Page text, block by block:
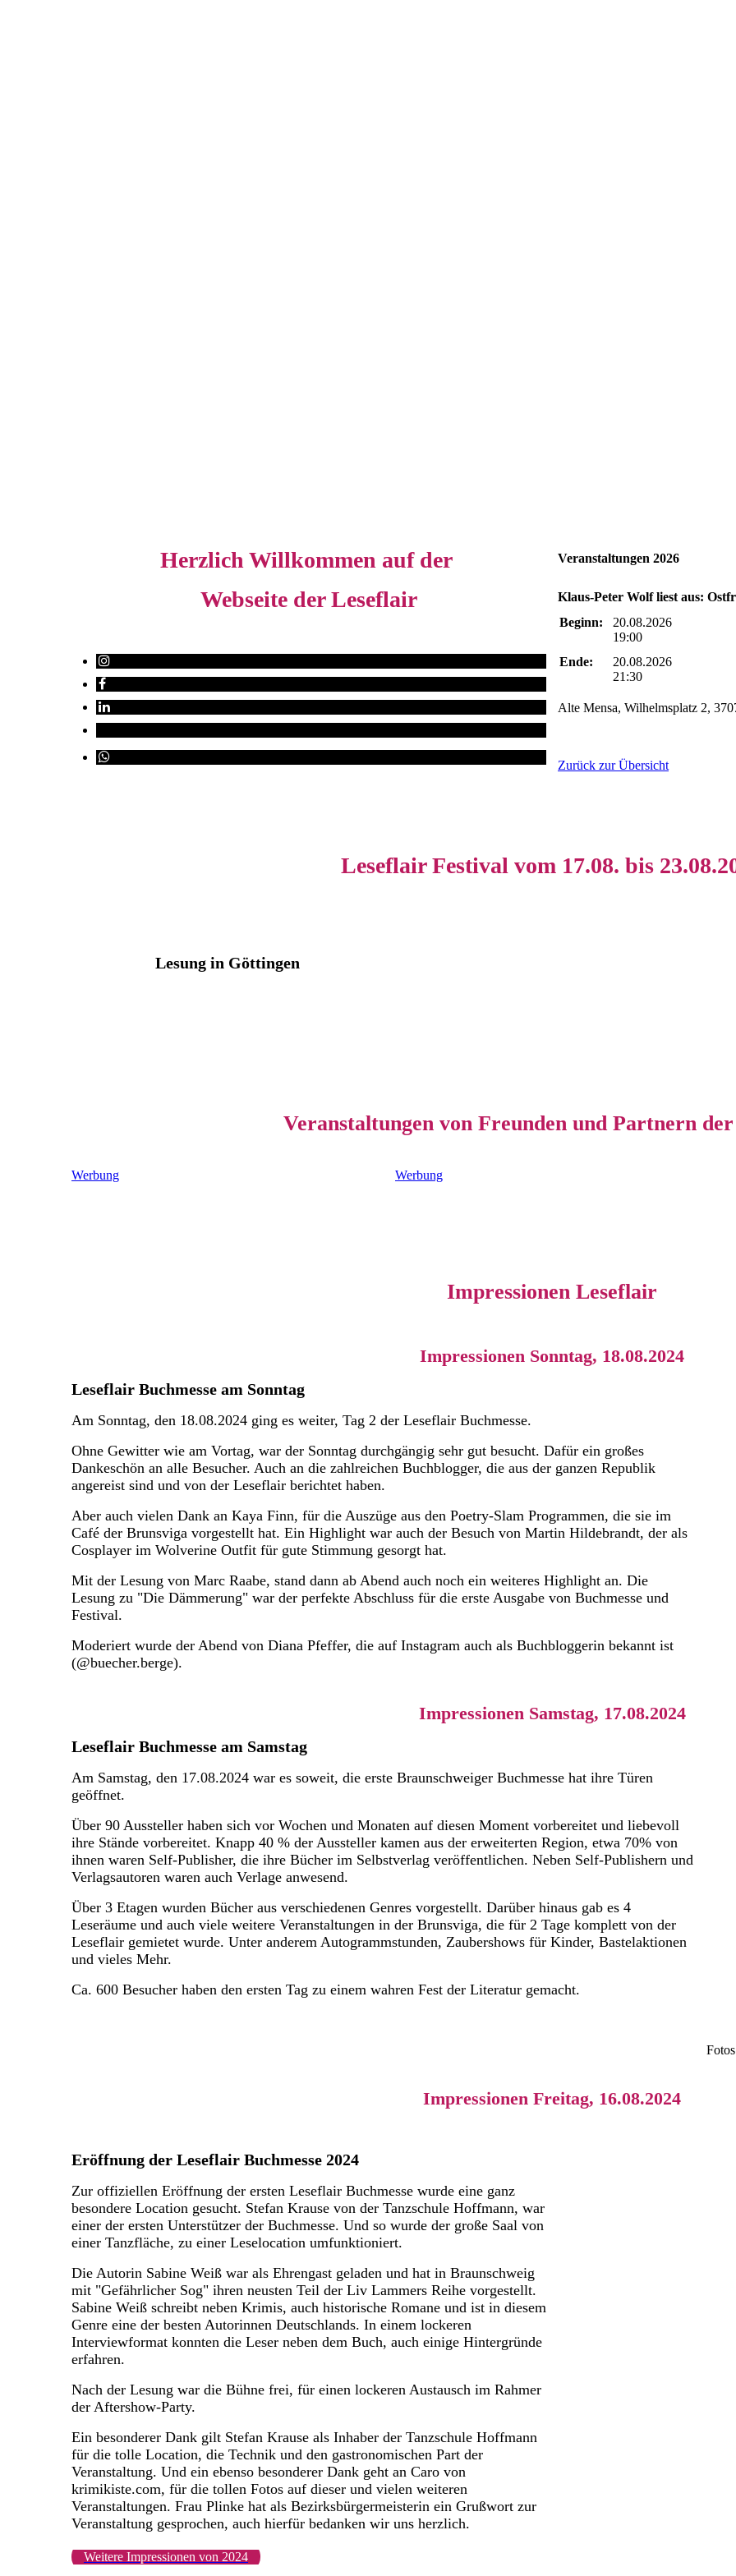
Herzlich Willkommen auf der
Webseite der Leseflair
Veranstaltungen 2026
Klaus-Peter Wolf liest aus:
Beginn:
20.08.2026
19:00
Ende:
20.08.2026
21:30
Alte Mensa, Wilhelmsplatz 2,
Zurück zur Übersicht
Leseflair Festival vom 17.08. bis
Lesung in Göttingen
Veranstaltungen von Freunden und Partnern
Werbung Werbung
Impressionen Leseflair
Impressionen Sonntag, 18.08.2024
Leseflair Buchmesse am Sonntag
Am Sonntag, den 18.08.2024 ging es weiter, Tag 2 der Leseflair Buchmesse.
Ohne Gewitter wie am Vortag, war der Sonntag durchgängig sehr gut besucht. Dafür ein großes
Dankeschön an alle Besucher. Auch an die zahlreichen Buchblogger, die aus der ganzen Republik
angereist sind und von der Leseflair berichtet haben.
Aber auch vielen Dank an Kaya Finn, für die Auszüge aus den Poetry-Slam Programmen, die sie im
Café der Brunsviga vorgestellt hat. Ein Highlight war auch der Besuch von Martin Hildebrandt, der als
Cosplayer im Wolverine Outfit für gute Stimmung gesorgt hat.
Mit der Lesung von Marc Raabe, stand dann ab Abend auch noch ein weiteres Highlight an. Die
Lesung zu "Die Dämmerung" war der perfekte Abschluss für die erste Ausgabe von Buchmesse und
Festival.
Moderiert wurde der Abend von Diana Pfeffer, die auf Instagram auch als Buchbloggerin bekannt ist
(@buecher.berge).
Impressionen Samstag, 17.08.2024
Leseflair Buchmesse am Samstag
Am Samstag, den 17.08.2024 war es soweit, die erste Braunschweiger Buchmesse hat ihre Türen
geöffnet.
Über 90 Aussteller haben sich vor Wochen und Monaten auf diesen Moment vorbereitet und liebevoll
ihre Stände vorbereitet. Knapp 40 % der Aussteller kamen aus der erweiterten Region, etwa 70% von
ihnen waren Self-Publisher, die ihre Bücher im Selbstverlag veröffentlichen. Neben Self-Publishern und
Verlagsautoren waren auch Verlage anwesend.
Über 3 Etagen wurden Bücher aus verschiedenen Genres vorgestellt. Darüber hinaus gab es 4
Leseräume und auch viele weitere Veranstaltungen in der Brunsviga, die für 2 Tage komplett von der
Leseflair gemietet wurde. Unter anderem Autogrammstunden, Zaubershows für Kinder, Bastelaktionen
und vieles Mehr.
Ca. 600 Besucher haben den ersten Tag zu einem wahren Fest der Literatur gemacht.
Impressionen Freitag, 16.08.2024
Eröffnung der Leseflair Buchmesse 2024
Zur offiziellen Eröffnung der ersten Leseflair Buchmesse wurde eine ganz
besondere Location gesucht. Stefan Krause von der Tanzschule Hoffmann, war
einer der ersten Unterstützer der Buchmesse. Und so wurde der große Saal von
einer Tanzfläche, zu einer Leselocation umfunktioniert.
Die Autorin Sabine Weiß war als Ehrengast geladen und hat in Braunschweig
mit "Gefährlicher Sog" ihren neusten Teil der Liv Lammers Reihe vorgestellt.
Sabine Weiß schreibt neben Krimis, auch historische Romane und ist in diesem
Genre eine der besten Autorinnen Deutschlands. In einem lockeren
Interviewformat konnten die Leser neben dem Buch, auch einige Hintergründe
erfahren.
Nach der Lesung war die Bühne frei, für einen lockeren Austausch im Rahmer
der Aftershow-Party.
Ein besonderer Dank gilt Stefan Krause als Inhaber der Tanzschule Hoffmann
für die tolle Location, die Technik und den gastronomischen Part der
Veranstaltung. Und ein ebenso besonderer Dank geht an Caro von
krimikiste.com, für die tollen Fotos auf dieser und vielen weiteren
Veranstaltungen. Frau Plinke hat als Bezirksbürgermeisterin ein Grußwort zur
Veranstaltung gesprochen, auch hierfür bedanken wir uns herzlich.
Weitere Impressionen von 2024